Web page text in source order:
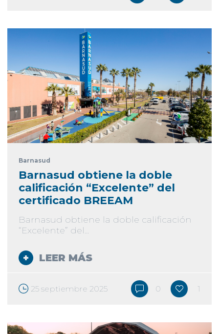
Barnasud
Barnasud obtiene la doble
calificación “Excelente” del
certificado BREEAM
Barnasud obtiene la doble calificación
“Excelente” del...
LEER MÁS
25 septiembre 2025 0 1